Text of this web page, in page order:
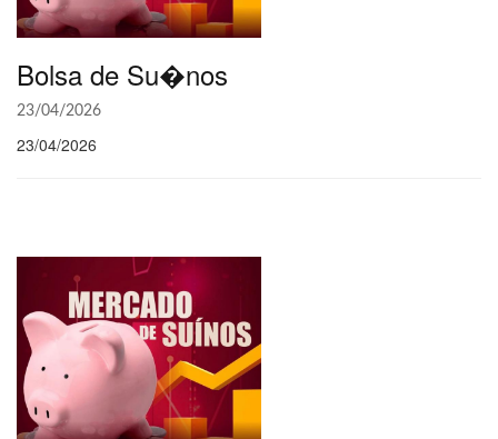
Bolsa de Su�nos
23/04/2026
23/04/2026